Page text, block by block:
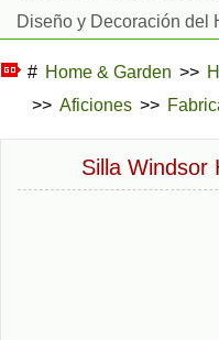
Diseño y Decoración del
# Home & Garden >>
>> Aficiones >>
Silla Windsor